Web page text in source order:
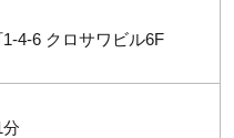
4-6 クロサワビル6F
分